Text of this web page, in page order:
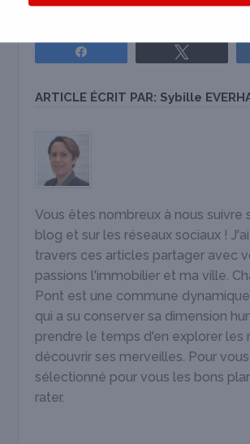
sommes là pour y répondre !
ARTICLE ÉCRIT PAR: Sybille
Vous êtes nombreux à nous suivre
blog et sur les réseaux sociaux !
travers ces articles partager avec
passions l'immobilier et ma ville.
Pont est une commune
qui a su conserver sa dimension
prendre le temps d'en explorer les
découvrir ses merveilles. Pour vous
sélectionné pour vous les bons
rater.